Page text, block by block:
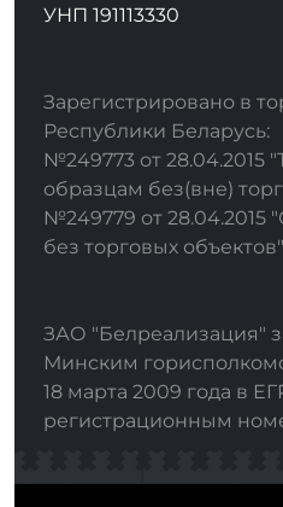
УНП 191113330
Зарегистрировано в
Республики Беларусь:
№249773 от 28.04.2015
образцам без(вне)
№249779 от 28.04.2015
без торговых объектов"
ЗАО "Белреализация"
Минским
18 марта 2009 года в
регистрационным